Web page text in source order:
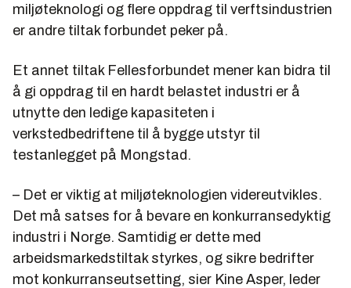
miljøteknologi og flere oppdrag til verftsindustrien
er andre tiltak forbundet peker på.
Et annet tiltak Fellesforbundet mener kan bidra til
å gi oppdrag til en hardt belastet industri er å
utnytte den ledige kapasiteten i
verkstedbedriftene til å bygge utstyr til
testanlegget på Mongstad.
– Det er viktig at miljøteknologien videreutvikles.
Det må satses for å bevare en konkurransedyktig
industri i Norge. Samtidig er dette med
arbeidsmarkedstiltak styrkes, og sikre bedrifter
mot konkurranseutsetting, sier Kine Asper, leder